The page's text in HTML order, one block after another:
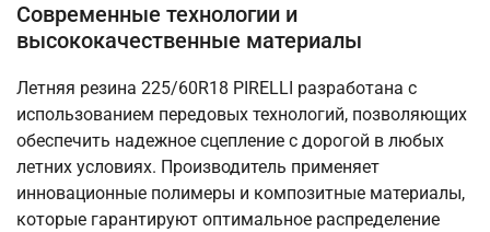
Современные технологии и
высококачественные материалы
Летняя резина 225/60R18 PIRELLI разработана с
использованием передовых технологий, позволяющих
обеспечить надежное сцепление с дорогой в любых
летних условиях. Производитель применяет
инновационные полимеры и композитные материалы,
которые гарантируют оптимальное распределение